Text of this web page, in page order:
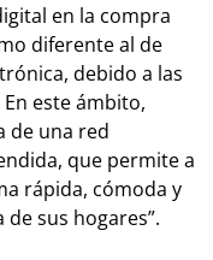
en la compra
diferente al de
debido a las
este ámbito,
de una red
que permite a
rápida, cómoda y
sus hogares”.